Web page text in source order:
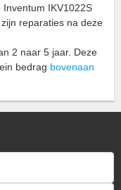
IKV1022S
reparaties na deze
2 naar 5 jaar. Deze
bedrag bovenaan